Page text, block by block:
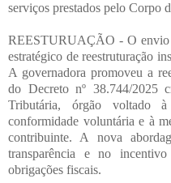
serviços prestados pelo Corpo
REESTURUAÇÃO - O envio
estratégico de reestruturação
A governadora promoveu a
do Decreto nº 38.744/2025
Tributária, órgão voltado
conformidade voluntária e à
contribuinte. A nova
transparência e no
obrigações fiscais.